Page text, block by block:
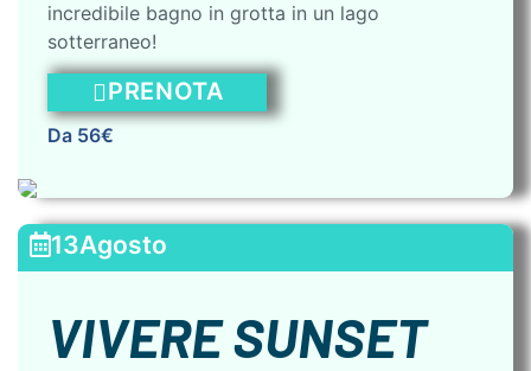
incredibile bagno in grotta in un lago
sotterraneo!
PRENOTA
Da 56€
13Agosto
VIVERE SUNSET